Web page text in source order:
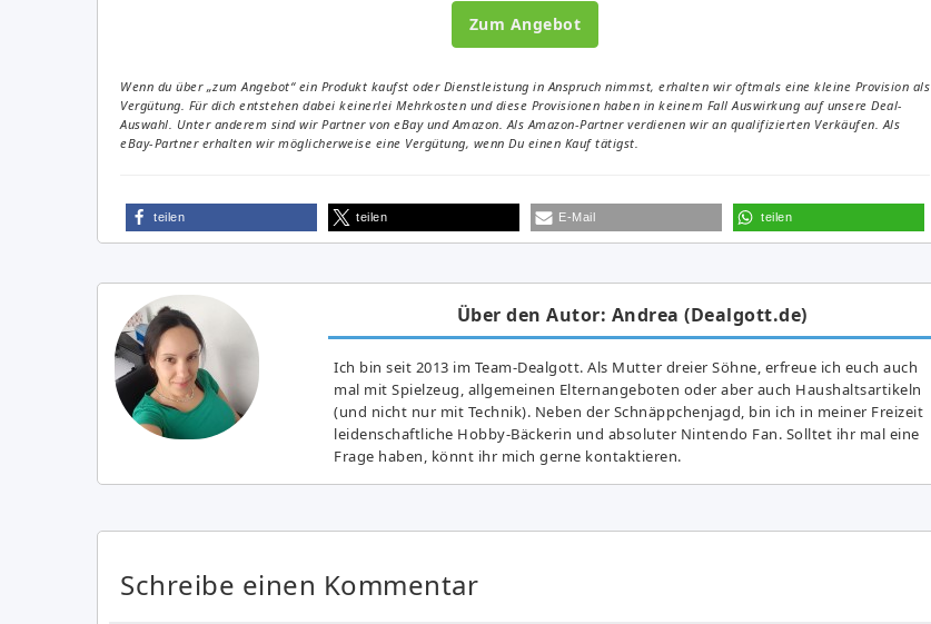
Zum Angebot
Wenn du über „zum Angebot“ ein Produkt kaufst oder Dienstleistung in Anspruch nimmst, erhalten wir oftmals eine kleine Provision als
Vergütung. Für dich entstehen dabei keinerlei Mehrkosten und diese Provisionen haben in keinem Fall Auswirkung auf unsere Deal-
Auswahl. Unter anderem sind wir Partner von eBay und Amazon. Als Amazon-Partner verdienen wir an qualifizierten Verkäufen. Als
eBay-Partner erhalten wir möglicherweise eine Vergütung, wenn Du einen Kauf tätigst.
teilen teilen E-Mail teilen
Über den Autor: Andrea (Dealgott.de)
Ich bin seit 2013 im Team-Dealgott. Als Mutter dreier Söhne, erfreue ich euch auch
mal mit Spielzeug, allgemeinen Elternangeboten oder aber auch Haushaltsartikeln
(und nicht nur mit Technik). Neben der Schnäppchenjagd, bin ich in meiner Freizeit
leidenschaftliche Hobby-Bäckerin und absoluter Nintendo Fan. Solltet ihr mal eine
Frage haben, könnt ihr mich gerne kontaktieren.
Schreibe einen Kommentar